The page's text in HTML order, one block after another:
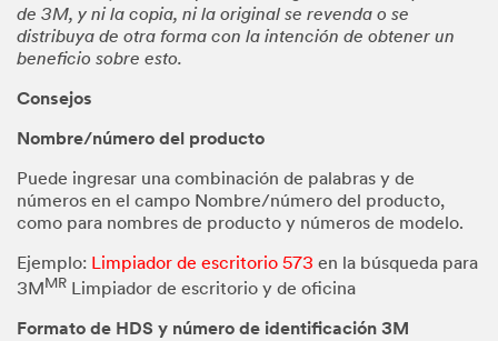
de 3M, y ni la copia, ni la original se revenda o se
distribuya de otra forma con la intención de obtener un
beneficio sobre esto.
Consejos
Nombre/número del producto
Puede ingresar una combinación de palabras y de
números en el campo Nombre/número del producto,
como para nombres de producto y números de modelo.
Ejemplo: Limpiador de escritorio 573 en la búsqueda para
3M MR Limpiador de escritorio y de oficina
Formato de HDS y número de identificación 3M